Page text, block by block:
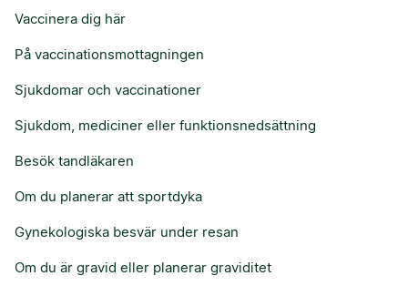
Vaccinera dig här
På vaccinationsmottagningen
Sjukdomar och vaccinationer
Sjukdom, mediciner eller funktionsnedsättning
Besök tandläkaren
Om du planerar att sportdyka
Gynekologiska besvär under resan
Om du är gravid eller planerar graviditet